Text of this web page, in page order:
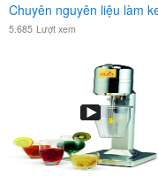
Chuyên nguyên liệu làm
5.685 Lượt xem